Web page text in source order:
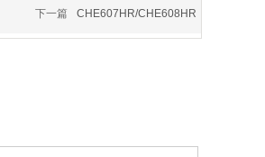
下一篇 CHE607HR/CHE608HR